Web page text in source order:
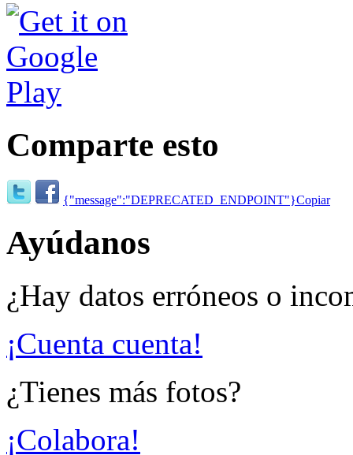
Comparte esto
{"message":"DEPRECATED_ENDPOINT"}Copiar
Ayúdanos
¿Hay datos erróneos o
¡Cuenta cuenta!
¿Tienes más fotos?
¡Colabora!